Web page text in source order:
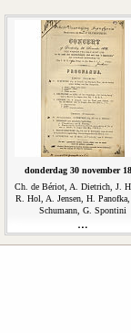
donderdag 30 november
Ch. de Bériot, A. Dietrich, J.
R. Hol, A. Jensen, H.
Schumann, G. Spontini